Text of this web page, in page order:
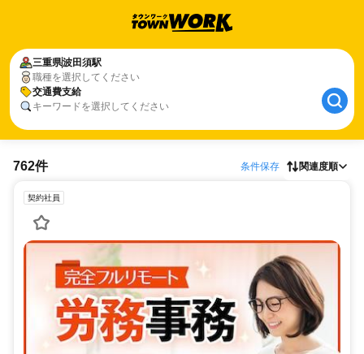
三重県波田須駅
職種を選択してください
交通費支給
キーワードを選択してください
762件 条件保存 関連度順
契約社員